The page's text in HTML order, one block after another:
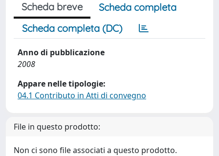
Scheda breve
Scheda completa
Scheda completa (DC)
Anno di pubblicazione
2008
Appare nelle tipologie:
04.1 Contributo in Atti di convegno
File in questo prodotto:
Non ci sono file associati a questo prodotto.